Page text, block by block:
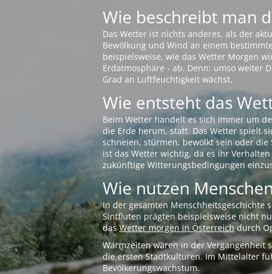
Wie beschreibt man
Das Wetter ist nichts anderes, als der
Bewölkung und Wind an einem
beispielsweise, wie das Wetter Morgen
Erdatmosphäre - ab. Denn: umso weiter
Grad an Luftfeuchtigkeit wächst.
Wie entsteht das
Beim Wetter handelt es sich immer um
die Erde herum, statt. Das Wetter spielt
schneien, stürmen, bewölkt sein oder
ist das Wetter wichtig, da es ihr
zukünftige Witterungsbedingungen
Wie nutzen
In der gesamten Menschheitsgeschichte
Sintfluten prägten beispielsweise nicht
dasWetter morgen in Österreichdurch
Warmzeiten waren in der Vergangenheit
die ersten Stadtkulturen. Im Mittelalter
Bevölkerungswachstum.